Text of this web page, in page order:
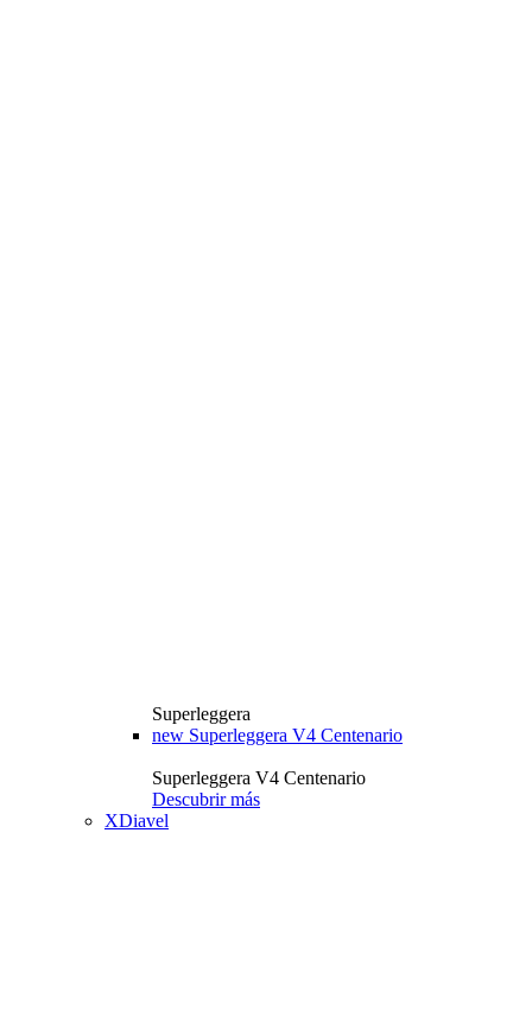
Superleggera
new Superleggera V4 Centenario
Superleggera V4 Centenario
Descubrir más
XDiavel